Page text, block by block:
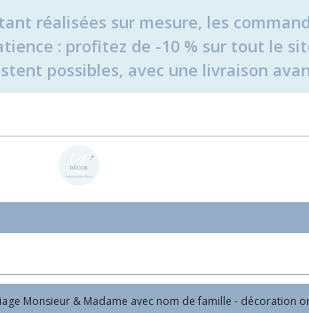
réalisées sur mesure, les
: profitez de -10 % sur tout le site
possibles, avec une livraison
Monsieur & Madame avec nom de famille - décoration